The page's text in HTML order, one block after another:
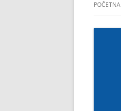
POČETNA